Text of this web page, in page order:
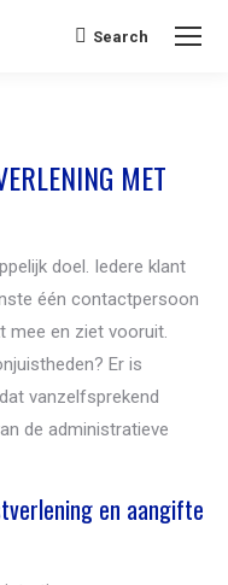
Search:
Search
MET
doel. Iedere klant
één contactpersoon
mee en ziet vooruit.
Er is
vanzelfsprekend
de administratieve
en aangifte